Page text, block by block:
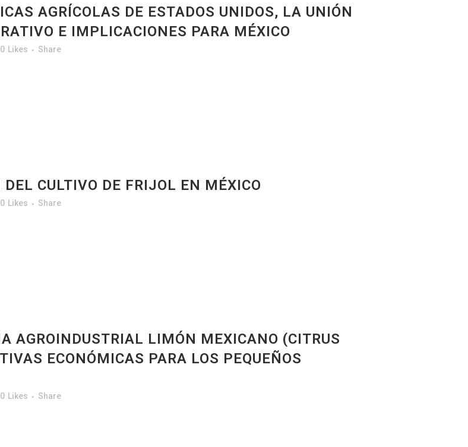
AGRÍCOLAS DE ESTADOS UNIDOS, LA UNIÓN
E IMPLICACIONES PARA MÉXICO
0 Likes Share
CULTIVO DE FRIJOL EN MÉXICO
0 Likes Share
AGROINDUSTRIAL LIMÓN MEXICANO (CITRUS
ECONÓMICAS PARA LOS PEQUEÑOS
0 Likes Share